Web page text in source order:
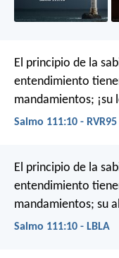
El principio de la
entendimiento
mandamientos;
Salmo 111:10 - RVR95
El principio de la
entendimiento
mandamientos; su
Salmo 111:10 - LBLA